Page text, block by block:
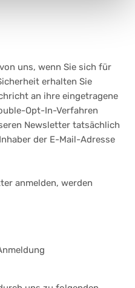
uns, wenn Sie sich für
erhalten Sie
an ihre eingetragene
Opt-In-Verfahren
Newsletter tatsächlich
der E-Mail-Adresse
anmelden, werden